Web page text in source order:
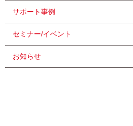
サポート事例
セミナー/イベント
お知らせ